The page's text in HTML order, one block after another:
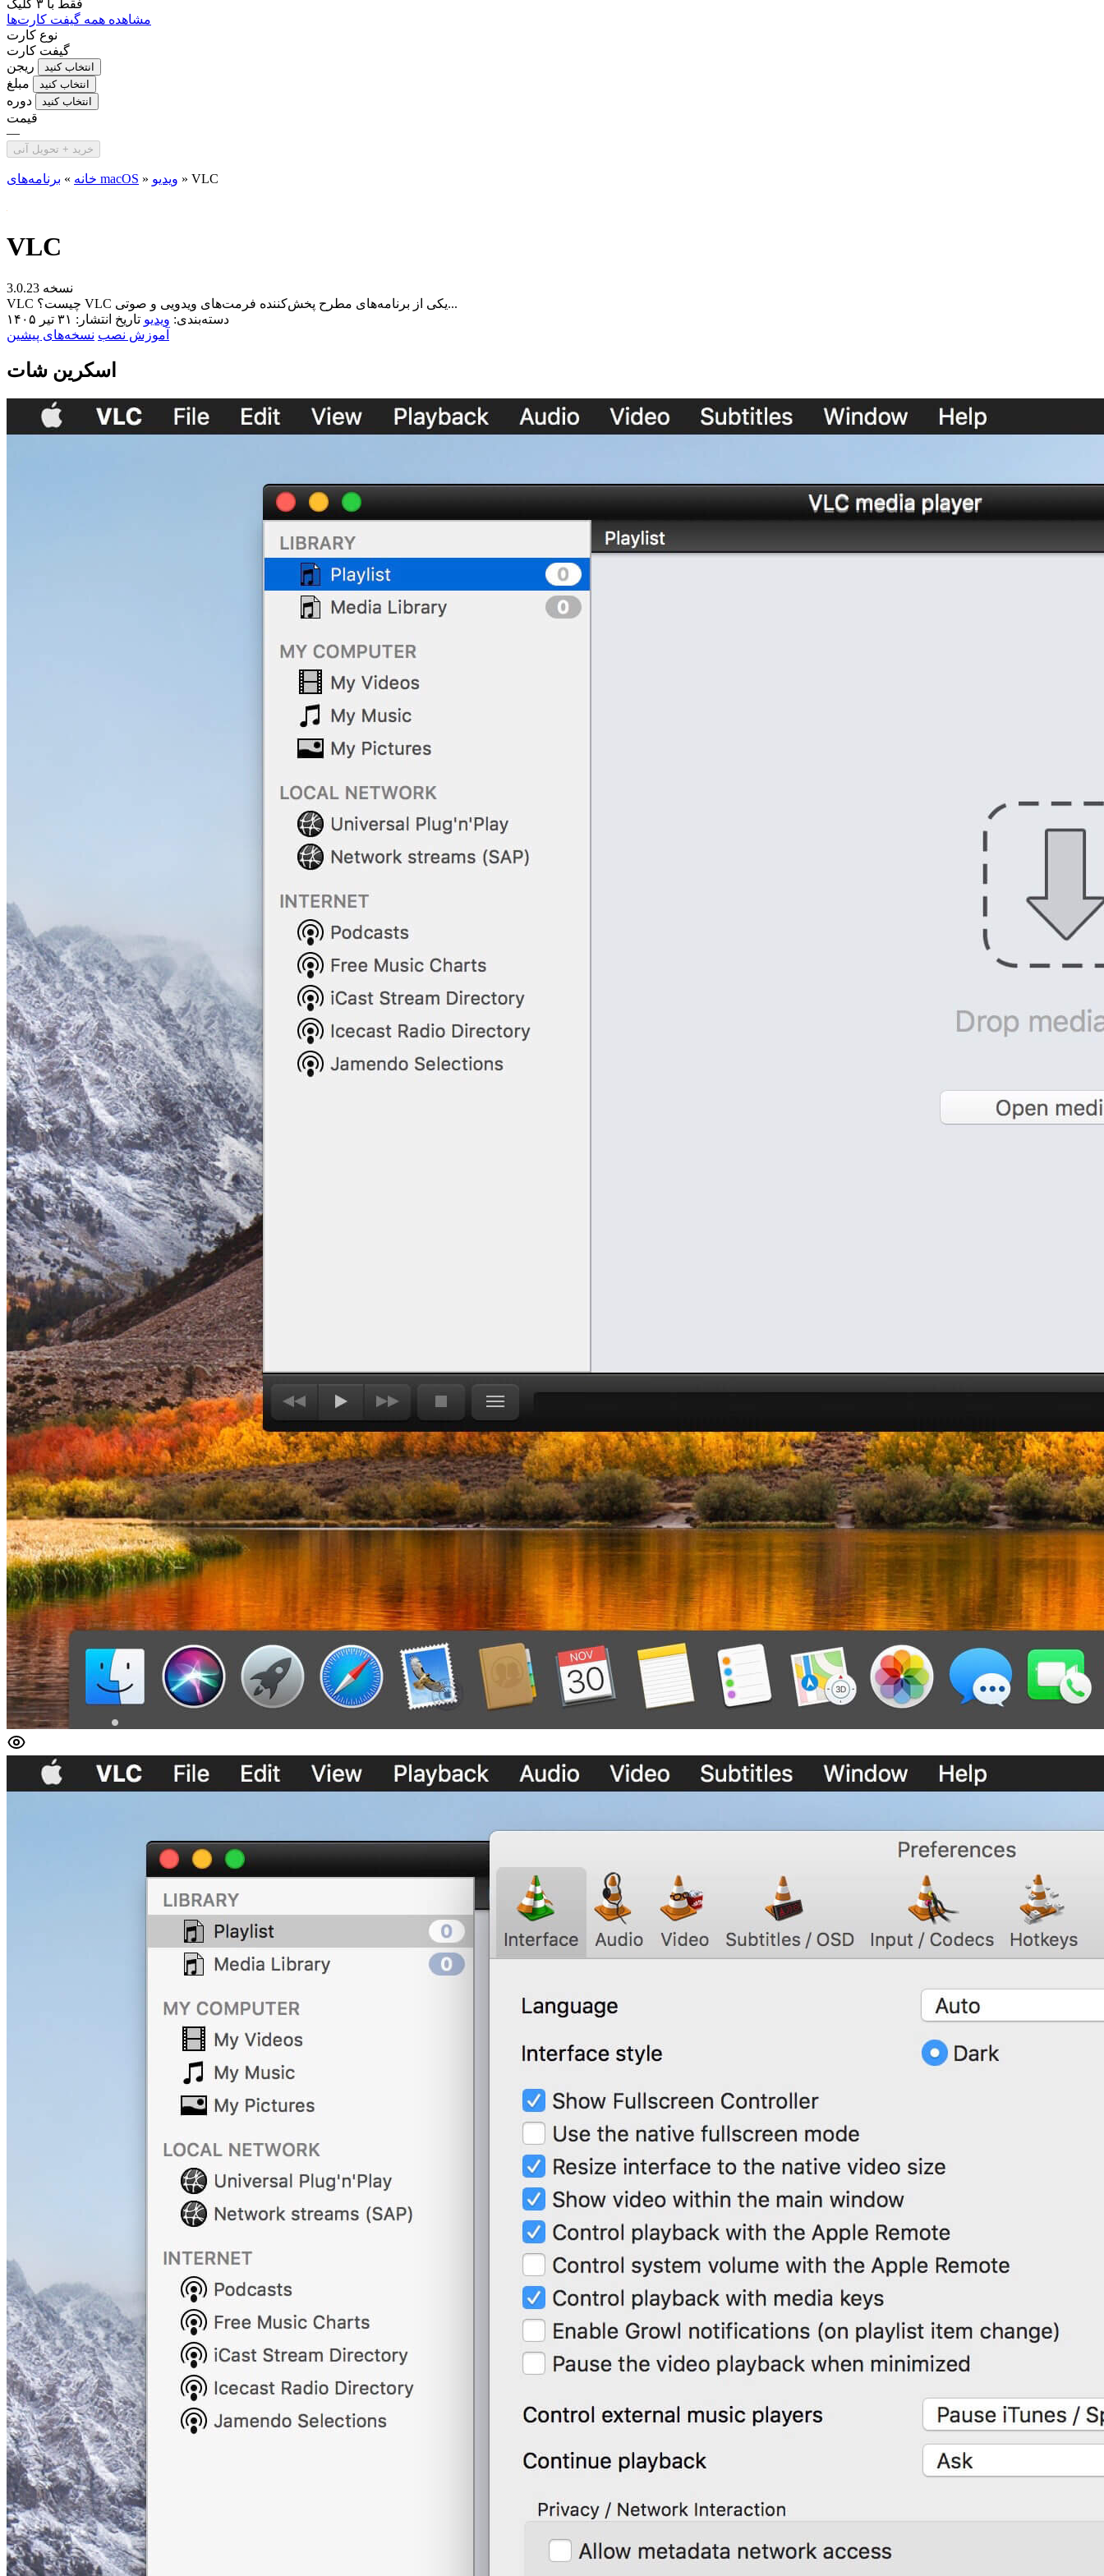
فقط با ۳ کلیک
مشاهده همه گیفت کارت‌ها
نوع کارت
گیفت کارت
ریجن
انتخاب کنید
مبلغ انتخاب کنید
دوره انتخاب کنید
قیمت
—
خرید + تحویل آنی
خانه » برنامه‌های macOS » ویدیو » VLC
VLC
نسخه 3.0.23
VLC چیست؟ VLC یکی از برنامه‌های مطرح پخش‌کننده فرمت‌های ویدویی و صوتی...
دسته‌بندی: ویدیو تاریخ انتشار: ۳۱ تیر ۱۴۰۵
آموزش نصب نسخه‌های پیشین
اسکرین شات